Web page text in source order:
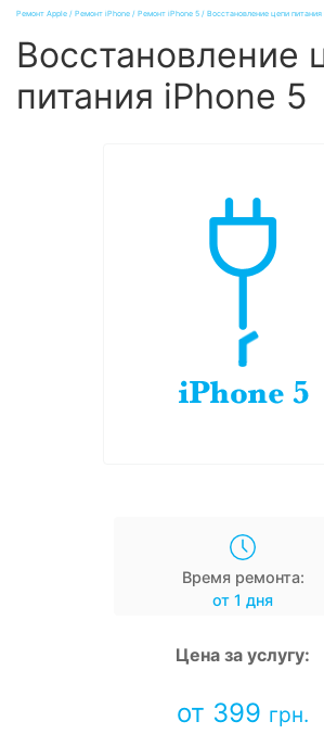
Ремонт Apple / Ремонт iPhone / Ремонт iPhone 5 / Восстановление цепи питания
Восстановление
питания iPhone 5
Время ремонта:
от 1 дня
Цена за услугу:
от 399 грн.